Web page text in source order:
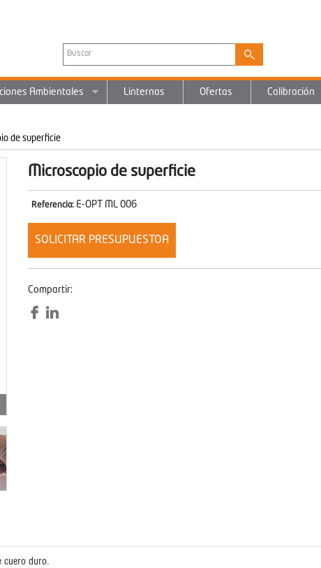
Ambientales Linternas Ofertas Calibración
de superficie
Microscopio de superficie
Referencia: E-OPT ML 006
SOLICITAR PRESUPUESTOA
Compartir:
duro.